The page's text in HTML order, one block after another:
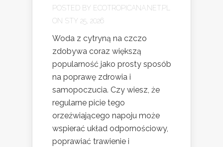
POSTED BY ECOTROPICANA.NET.PL
ON STY 25, 2026
Woda z cytryną na czczo
zdobywa coraz większą
popularność jako prosty sposób
na poprawę zdrowia i
samopoczucia. Czy wiesz, że
regularne picie tego
orzeźwiającego napoju może
wspierać układ odpornościowy,
poprawiać trawienie i